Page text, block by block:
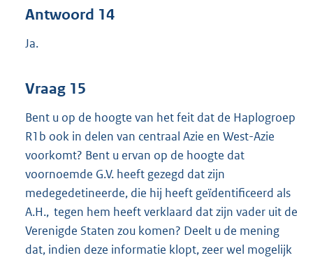
Antwoord 14
Ja.
Vraag 15
Bent u op de hoogte van het feit dat de Haplogroep
R1b ook in delen van centraal Azie en West-Azie
voorkomt? Bent u ervan op de hoogte dat
voornoemde G.V. heeft gezegd dat zijn
medegedetineerde, die hij heeft geïdentificeerd als
A.H., tegen hem heeft verklaard dat zijn vader uit de
Verenigde Staten zou komen? Deelt u de mening
dat, indien deze informatie klopt, zeer wel mogelijk